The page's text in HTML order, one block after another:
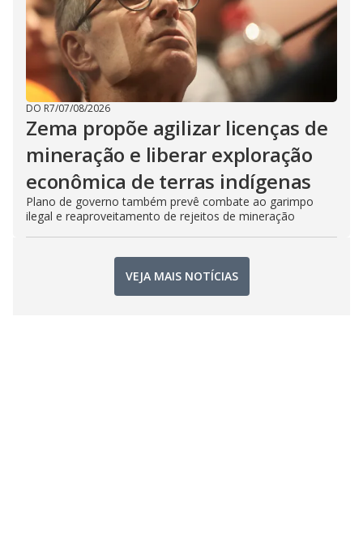
DO R7/07/08/2026
Zema propõe agilizar licenças de
mineração e liberar exploração
econômica de terras indígenas
Plano de governo também prevê combate ao garimpo
ilegal e reaproveitamento de rejeitos de mineração
VEJA MAIS NOTÍCIAS